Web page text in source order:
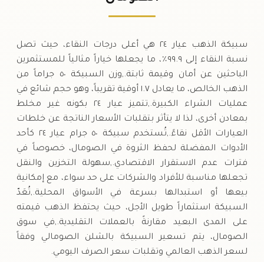
سبيكة الذهب عيار ٢٤ هي أعلى درجات النقاء، حيث تصل
نسبة النقاء إلى ٩٩.٩٪، ما يجعلها خياراً مثالياً للمستثمرين
الباحثين عن أمان وقيمة ثابتة.,وزن السبيكة ٥٠ جراماً من
الذهب الخالص، ما يعادل ١.٧ أوقية تقريباً، وهو حجم شائع في
عمليات الشراء الكبيرة.,تتميز عيار ٢٤ بكونه غير مخلط
بمعادن أخرى، لذا لا يتأثر بتقلبات الأسعار الناتجة عن خلطات
العيارات الأقل نقاءً.,تُستخدم سبيكة ٥٠ جرام عيار ٢٤ كأحد
الأدوات المفضلة لحفظ الثروة في الصومال، خصوصاً في
فترات عدم الاستقرار الاقتصادي.,سهولة التخزين والنقل
تجعلها مناسبة للأفراد والشركات على حد سواء، مع إمكانية
بيعها أو استبدالها بسرعة في الأسواق المحلية.,تُعَدّ
السبيكة استثماراً طويل الأجل، حيث يحتفظ الذهب قيمته
على المدى البعيد مقارنةً بالعملات التقليدية.,في سوق
الصومال، يتم تسعير السبيكة بالشلن الصومالي وفقاً
لسعر الذهب العالمي وتقلبات سعر الصرف اليومي.